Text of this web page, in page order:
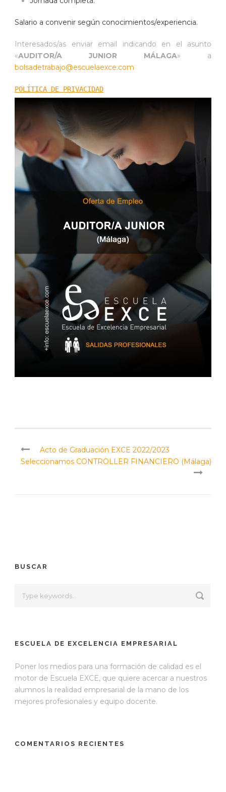
Salario a convenir según conocimientos/experiencia.
Interesados/as enviar email indicando en el asunto
«AUDITOR/A JUNIOR MÁLAGA» a
bolsadetrabajo@escuelaexce.com
POLÍTICA DE PRIVACIDAD
Acto de Graduación EXCE 2022/2023
Seleccionamos CONTROLLER FINANCIERO (Málaga)
BUSCAR
ESCUELA DE EXCELENCIA EMPRESARIAL
Poner los medios para una formación de calidad es el
motor de Escuela EXCE, que quiere acercar a nuestros
alumnos la realidad empresarial de la mano de los
mejores profesionales y equipo docente.
COMENTARIOS RECIENTES